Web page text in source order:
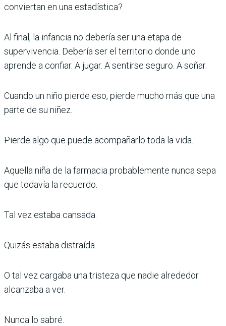
conviertan en una estadística?
Al final, la infancia no debería ser una etapa de
supervivencia. Debería ser el territorio donde uno
aprende a confiar. A jugar. A sentirse seguro. A soñar.
Cuando un niño pierde eso, pierde mucho más que una
parte de su niñez.
Pierde algo que puede acompañarlo toda la vida.
Aquella niña de la farmacia probablemente nunca sepa
que todavía la recuerdo.
Tal vez estaba cansada.
Quizás estaba distraída.
O tal vez cargaba una tristeza que nadie alrededor
alcanzaba a ver.
Nunca lo sabré.